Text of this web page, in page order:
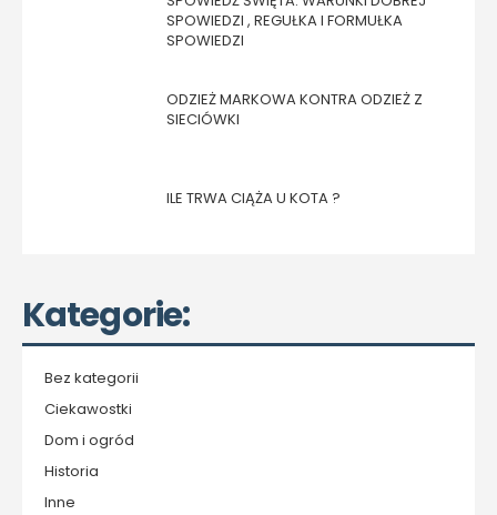
SPOWIEDZI , REGUŁKA I FORMUŁKA
SPOWIEDZI
ODZIEŻ MARKOWA KONTRA ODZIEŻ Z
SIECIÓWKI
ILE TRWA CIĄŻA U KOTA ?
Kategorie:
Bez kategorii
Ciekawostki
Dom i ogród
Historia
Inne